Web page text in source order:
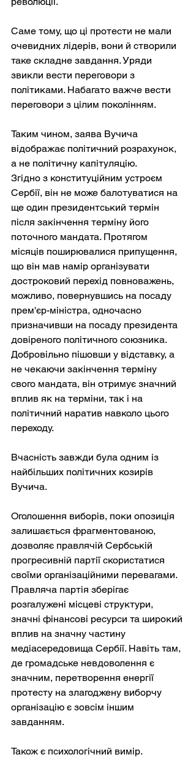
Саме тому, що ці протести не мали
очевидних лідерів, вони й створили
таке складне завдання. Уряди
звикли вести переговори з
політиками. Набагато важче вести
переговори з цілим поколінням.
Таким чином, заява Вучича
відображає політичний розрахунок,
а не політичну капітуляцію.
Згідно з конституційним устроєм
Сербії, він не може балотуватися на
ще один президентський термін
після закінчення терміну його
поточного мандата. Протягом
місяців поширювалися припущення,
що він мав намір організувати
достроковий перехід повноважень,
можливо, повернувшись на посаду
прем'єр-міністра, одночасно
призначивши на посаду президента
довіреного політичного союзника.
Добровільно пішовши у відставку, а
не чекаючи закінчення терміну
свого мандата, він отримує значний
вплив як на терміни, так і на
політичний наратив навколо цього
переходу.
Вчасність завжди була одним із
найбільших політичних козирів
Вучича.
Оголошення виборів, поки опозиція
залишається фрагментованою,
дозволяє правлячій Сербській
прогресивній партії скористатися
своїми організаційними перевагами.
Правляча партія зберігає
розгалужені місцеві структури,
значні фінансові ресурси та широкий
вплив на значну частину
медіасередовища Сербії. Навіть там,
де громадське невдоволення є
значним, перетворення енергії
протесту на злагоджену виборчу
організацію є зовсім іншим
завданням.
Також є психологічний вимір.